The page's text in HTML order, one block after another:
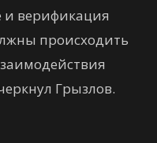
верификация
происходить
Грызлов.